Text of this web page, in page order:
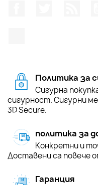
Политика за
Сигурна
сигурност. Сигурни
3D Secure.
политика за
Конкретни и
Доставени са повече
Гаранция